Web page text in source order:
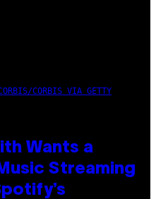
CORBIS VIA GETTY
Wants a
Streaming